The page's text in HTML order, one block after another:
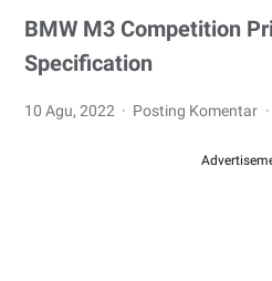
BMW M3 Competition
Specification
10 Agu, 2022 Posting Komentar